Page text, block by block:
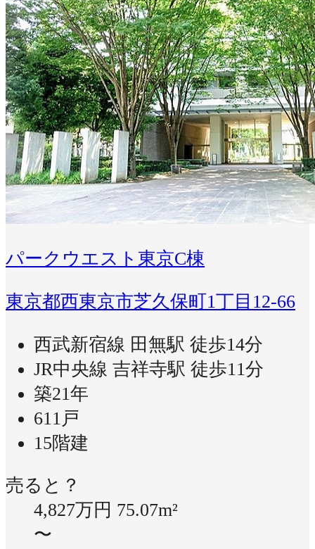
パークウエスト東京C棟
東京都西東京市芝久保町1丁目12-66
西武新宿線 田無駅 徒歩14分
JR中央線 吉祥寺駅 徒歩11分
築21年
611戸
15階建
売ると？
4,827万円 75.07m²
〜